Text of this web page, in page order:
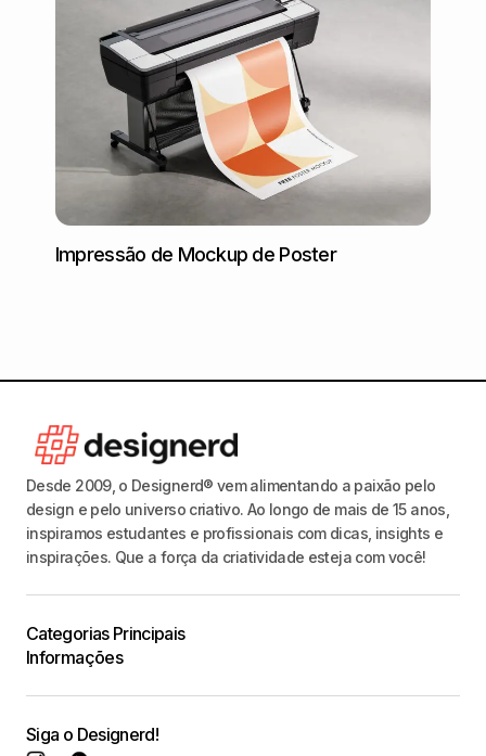
Impressão de Mockup de Poster
Desde 2009, o Designerd® vem alimentando a paixão pelo
design e pelo universo criativo. Ao longo de mais de 15 anos,
inspiramos estudantes e profissionais com dicas, insights e
inspirações. Que a força da criatividade esteja com você!
Categorias Principais
Informações
Siga o Designerd!